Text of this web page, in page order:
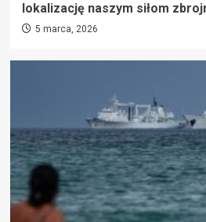
lokalizację naszym siłom
5 marca, 2026